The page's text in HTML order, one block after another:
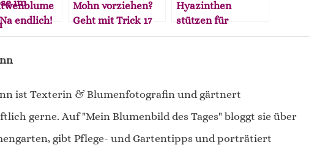
endlich!
Mohn vorziehen?
Geht mit Trick 17
Hyazinthen
stützen für
standfeste
ist Texterin & Blumenfotografin und gärtnert
gerne. Auf "Mein Blumenbild des Tages" bloggt sie über
gibt Pflege- und Gartentipps und porträtiert